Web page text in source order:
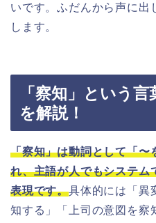
いです。ふだんから声に出
します。
「察知」という
を解説！
「察知」は動詞として「〜
れ、主語が人でもシステム
表現です。具体的には「異
知する」「上司の意図を察